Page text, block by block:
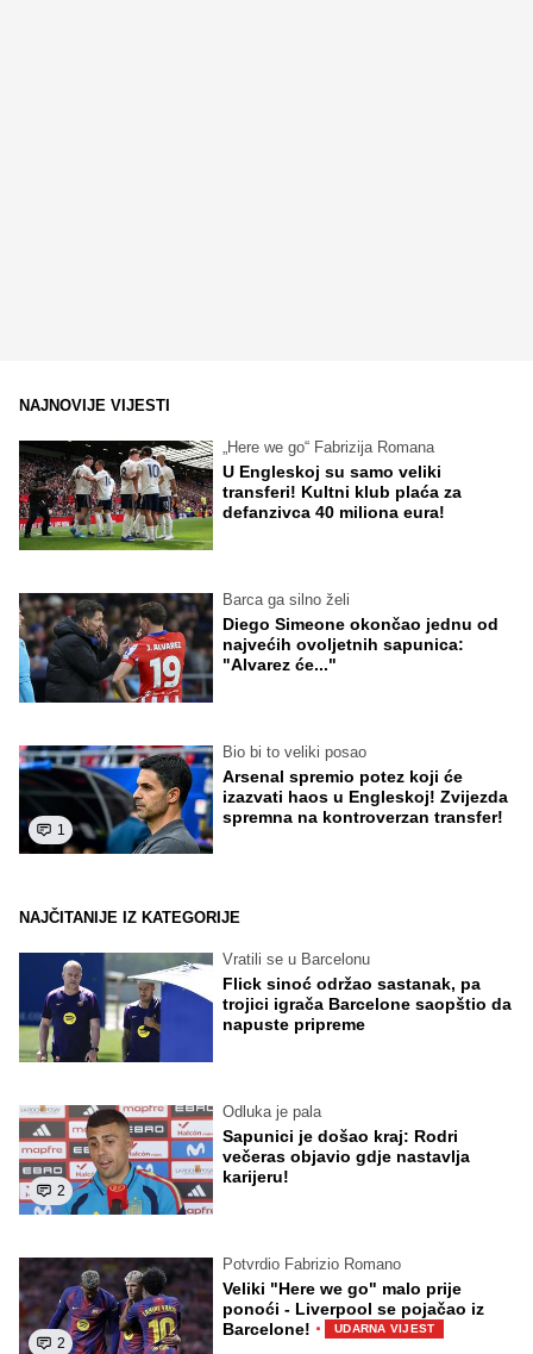
NAJNOVIJE VIJESTI
„Here we go“ Fabrizija Romana
U Engleskoj su samo veliki
transferi! Kultni klub plaća za
defanzivca 40 miliona eura!
Barca ga silno želi
Diego Simeone okončao jednu od
najvećih ovoljetnih sapunica:
"Alvarez će..."
1
Bio bi to veliki posao
Arsenal spremio potez koji će
izazvati haos u Engleskoj! Zvijezda
spremna na kontroverzan transfer!
NAJČITANIJE IZ KATEGORIJE
Vratili se u Barcelonu
Flick sinoć održao sastanak, pa
trojici igrača Barcelone saopštio da
napuste pripreme
2
Odluka je pala
Sapunici je došao kraj: Rodri
večeras objavio gdje nastavlja
karijeru!
2
Potvrdio Fabrizio Romano
Veliki "Here we go" malo prije
ponoći - Liverpool se pojačao iz
Barcelone! · UDARNA VIJEST